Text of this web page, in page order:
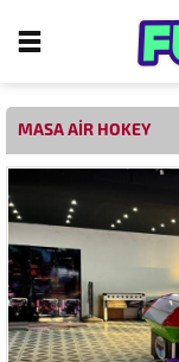
MASA AIR HOKEY